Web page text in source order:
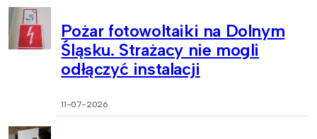
Pożar fotowoltaiki na Dolnym
Śląsku. Strażacy nie mogli
odłączyć instalacji
11-07-2026